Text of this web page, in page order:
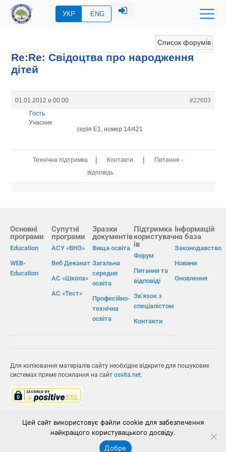
УКР ENG
Список форумів
Re:Re: Свідоцтва про народження
дітей
01.01.2012 о 00:00
#22603
Гость
Учасник
серія Е1, номер 14/421
Технічна підтримка | Контакти |
Питання -
відповідь
Основні
програми
Education
WEB-
Education
Супутні
програми
АСУ «ВНЗ»
Веб Деканат
АС «Школа»
АС «Тест»
Зразки
документів
Вища освіта
Загальна
середня
освіта
Професійно-
технічна
освіта
Підтримка
користувач
ів
Форум
Питання та
відповіді
Зв’язок з
спеціалістом
Контакти
Інформацій
на база
Законодавство
Новини
Оновлення
Для копіювання матеріалів сайту необхідне відкрите для пошукових
системах пряме посилання на сайт osvita.net.
ІВС «ОСВІТА»
Цей сайт використовує файли cookie для забезпечення
найкращого користувацького досвіду.
Добре